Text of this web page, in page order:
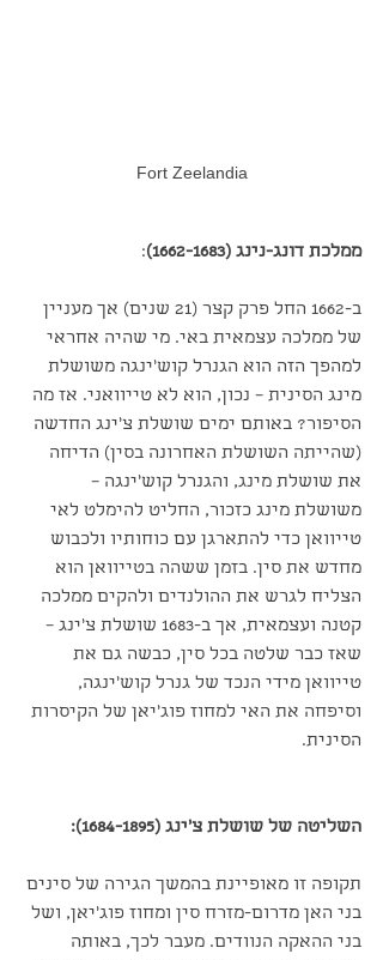
Fort Zeelandia
ממלכת דונג-נינג (1662-1683) :
ב-1662 החל פרק קצר (21 שנים) אך מעניין
של ממלכה עצמאית באי. מי שהיה אחראי
למהפך הזה הוא הגנרל קוש'ינגה משושלת
מינג הסינית – נכון, הוא לא טייוואני. אז מה
הסיפור? באותם ימים שושלת צ'ינג החדשה
(שהייתה השושלת האחרונה בסין) הדיחה
את שושלת מינג, והגנרל קוש'ינגה –
משושלת מינג כזכור, החליט להימלט לאי
טייוואן כדי להתארגן עם כוחותיו ולכבוש
מחדש את סין. בזמן ששהה בטייוואן הוא
הצליח לגרש את ההולנדים ולהקים ממלכה
קטנה ועצמאית, אך ב-1683 שושלת צ'ינג –
שאז כבר שלטה בכל סין, כבשה גם את
טייוואן מידי הנכד של גנרל קוש'ינגה,
וסיפחה את האי למחוז פוג'יאן של הקיסרות
הסינית.
השליטה של שושלת צ'ינג (1684-1895):
תקופה זו מאופיינת בהמשך הגירה של סינים
בני האן מדרום-מזרח סין ומחוז פוג'יאן, ושל
בני ההאקה הנוודים. מעבר לכך, באותה